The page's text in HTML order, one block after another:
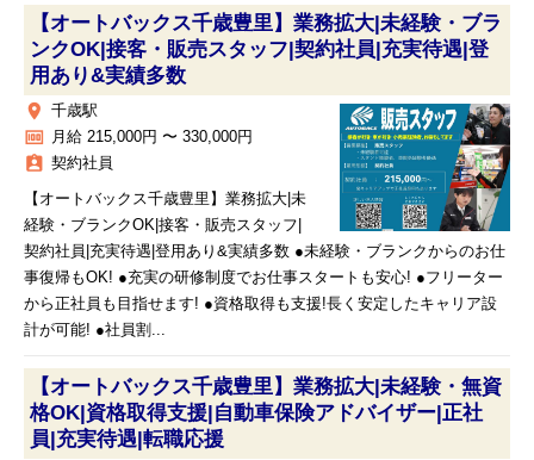
【オートバックス千歳豊里】業務拡大|未経験・ブラ
ンクOK|接客・販売スタッフ|契約社員|充実待遇|登
用あり&実績多数
place 千歳駅
money 月給 215,000円 〜 330,000円
assignment_ind 契約社員
【オートバックス千歳豊里】業務拡大|未
経験・ブランクOK|接客・販売スタッフ|
契約社員|充実待遇|登用あり&実績多数 ●未経験・ブランクからのお仕
事復帰もOK! ●充実の研修制度でお仕事スタートも安心! ●フリーター
から正社員も目指せます! ●資格取得も支援!長く安定したキャリア設
計が可能! ●社員割...
【オートバックス千歳豊里】業務拡大|未経験・無資
格OK|資格取得支援|自動車保険アドバイザー|正社
員|充実待遇|転職応援